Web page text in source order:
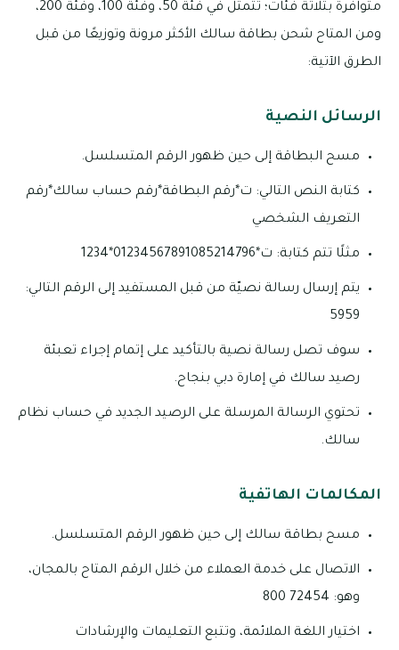
متوافرة بثلاثة فئات؛ تتمثل في فئة 50، وفئة 100، وفئة 200،
ومن المتاح شحن بطاقة سالك الأكثر مرونة وتوزيعًا من قبل
الطرق الآتية:
الرسائل النصية
مسح البطاقة إلى حين ظهور الرقم المتسلسل.
كتابة النص التالي: ت*رقم البطاقة*رقم حساب سالك*رقم
التعريف الشخصي
مثلًا تتم كتابة: ت*01234567891085214796*1234
يتم إرسال رسالة نصيّة من قبل المستفيد إلى الرقم التالي:
5959
سوف تصل رسالة نصية بالتأكيد على إتمام إجراء تعبئة
رصيد سالك في إمارة دبي بنجاح.
تحتوي الرسالة المرسلة على الرصيد الجديد في حساب نظام
سالك.
المكالمات الهاتفية
مسح بطاقة سالك إلى حين ظهور الرقم المتسلسل.
الاتصال على خدمة العملاء من خلال الرقم المتاح بالمجان،
وهو: 72454 800
اختيار اللغة الملائمة، وتتبع التعليمات والإرشادات